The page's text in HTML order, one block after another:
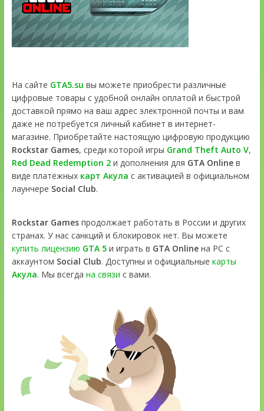
На сайте GTA5.su вы можете приобрести различные
цифровые товары с удобной онлайн оплатой и быстрой
доставкой прямо на ваш адрес электронной почты и вам
даже не потребуется личный кабинет в интернет-
магазине. Приобретайте настоящую цифровую продукцию
Rockstar Games, среди которой игры Grand Theft Auto V,
Red Dead Redemption 2и дополнения для GTA Onlineв
виде платёжных карт Акула с активацией в официальном
лаунчере Social Club.
Rockstar Gamesпродолжает работать в России и других
странах. У нас санкций и блокировок нет. Вы можете
купить лицензию GTA 5и играть в GTA Onlineна PC с
аккаунтом Social Club. Доступны и официальные карты
Акула. Мы всегда на связи с вами.